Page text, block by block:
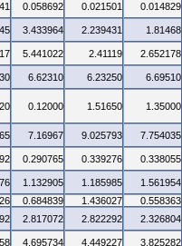
0.058692 0.021501 0.014829
3.433964 2.239431 1.81468
5.441022 2.41119 2.652178
6.62310 6.23250 6.69510
0.12000 1.51650 1.35000
7.16967 9.025793 7.754035
0.290765 0.339276 0.338055
1.132905 1.185985 1.561954
0.684839 1.436027 0.558363
2.817072 2.822292 2.326804
4.695734 4.449227 3.825282